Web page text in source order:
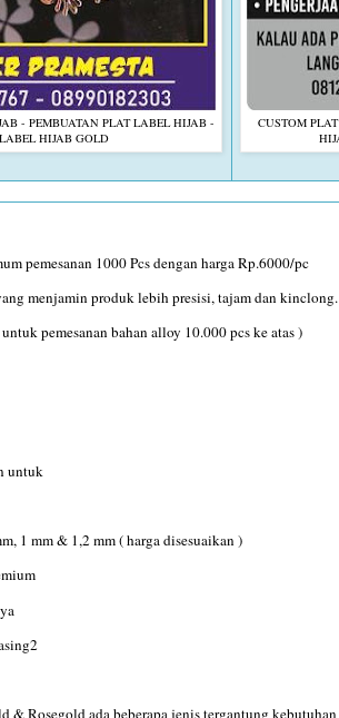
- PEMBUATAN PLAT LABEL HIJAB -
HIJAB GOLD
CUSTOM
pemesanan 1000 Pcs dengan harga Rp.6000/pc
menjamin produk lebih presisi, tajam dan kinclong.
pemesanan bahan alloy 10.000 pcs ke atas )
untuk
1 mm & 1,2 mm ( harga disesuaikan )
& Rosegold ada beberapa jenis tergantung